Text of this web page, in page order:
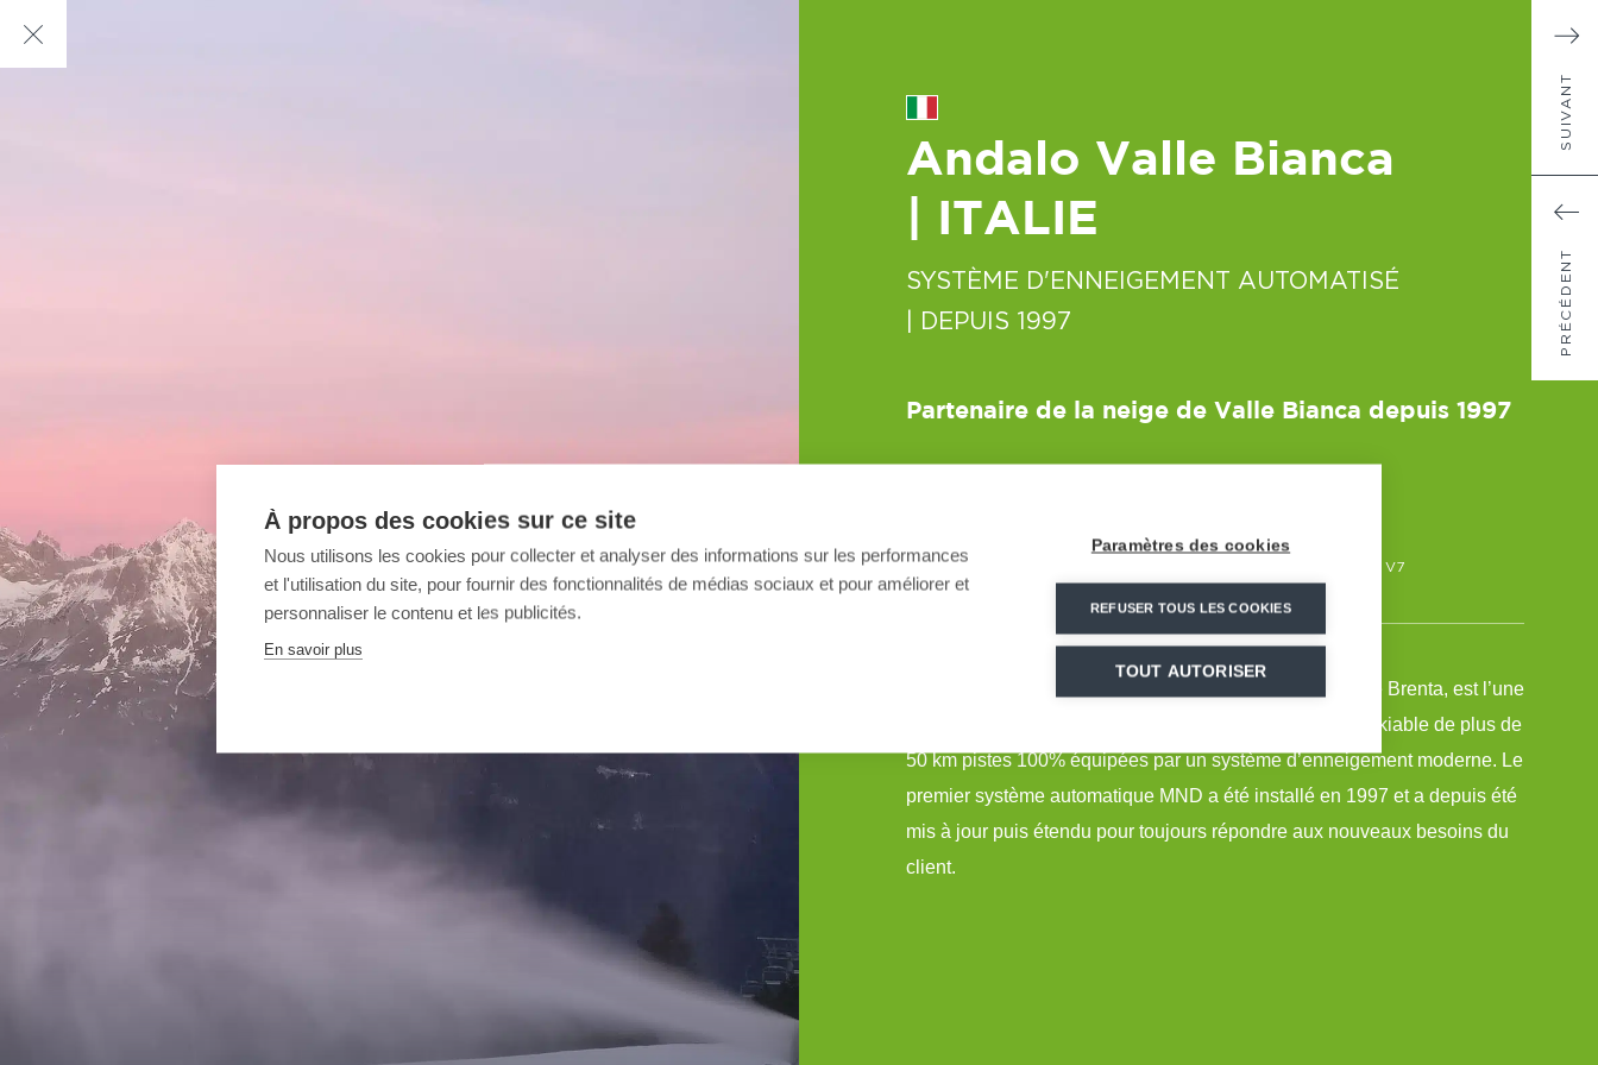
PRÉCÉDENT
SUIVANT
Andalo Valle Bianca
| ITALIE
SYSTÈME D'ENNEIGEMENT AUTOMATISÉ
| DEPUIS 1997
Partenaire de la neige de Valle Bianca depuis 1997
25 000 m SUPERSNOW V7
Le plateau de Paganella, situé au pied des Dolomites de Brenta, est l’une
des plus grande station du Trentin grâce à un domaine skiable de plus de
50 km pistes 100% équipées par un système d’enneigement moderne. Le
premier système automatique MND a été installé en 1997 et a depuis été
mis à jour puis étendu pour toujours répondre aux nouveaux besoins du
client.
À propos des cookies sur ce site
Nous utilisons les cookies pour collecter et analyser des informations sur les performances
et l'utilisation du site, pour fournir des fonctionnalités de médias sociaux et pour améliorer et
personnaliser le contenu et les publicités.
En savoir plus
Paramètres des cookies
REFUSER TOUS LES COOKIES
TOUT AUTORISER